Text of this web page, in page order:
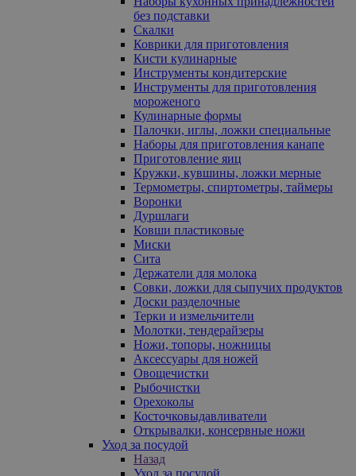
без подставки
Скалки
Коврики для приготовления
Кисти кулинарные
Инструменты кондитерские
Инструменты для приготовления
мороженого
Кулинарные формы
Палочки, иглы, ложки специальные
Наборы для приготовления канапе
Приготовление яиц
Кружки, кувшины, ложки мерные
Термометры, спиртометры, таймеры
Воронки
Дуршлаги
Ковши пластиковые
Миски
Сита
Держатели для молока
Совки, ложки для сыпучих продуктов
Доски разделочные
Терки и измельчители
Молотки, тендерайзеры
Ножи, топоры, ножницы
Аксессуары для ножей
Овощечистки
Рыбочистки
Орехоколы
Косточковыдавливатели
Открывалки, консервные ножи
Уход за посудой
Назад
Уход за посудой